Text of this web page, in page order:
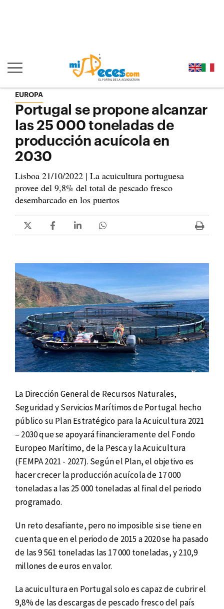
Mostrar/ocultar navegación principal
EUROPA
Portugal se propone alcanzar
las 25 000 toneladas de
producción acuícola en
2030
Lisboa 21/10/2022 | La acuicultura portuguesa
provee del 9,8% del total de pescado fresco
desembarcado en los puertos
La Dirección General de Recursos Naturales,
Seguridad y Servicios Marítimos de Portugal hecho
público su Plan Estratégico para la Acuicultura 2021
– 2030 que se apoyará financieramente del Fondo
Europeo Marítimo, de la Pesca y la Acuicultura
(FEMPA 2021 - 2027). Según el Plan, el objetivo es
hacer crecer la producción acuícola de 17 000
toneladas a las 25 000 toneladas al final del periodo
programado.
Un reto desafiante, pero no imposible si se tiene en
cuenta que en el periodo de 2015 a 2020 se ha pasado
de las 9 561 toneladas las 17 000 toneladas, y 210,9
millones de euros en valor.
La acuicultura en Portugal solo es capaz de cubrir el
9,8% de las descargas de pescado fresco del país